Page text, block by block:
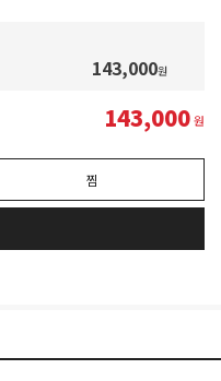
143,000원
143,000원
찜